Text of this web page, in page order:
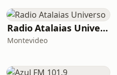
Radio Atalaias Universo
Montevideo